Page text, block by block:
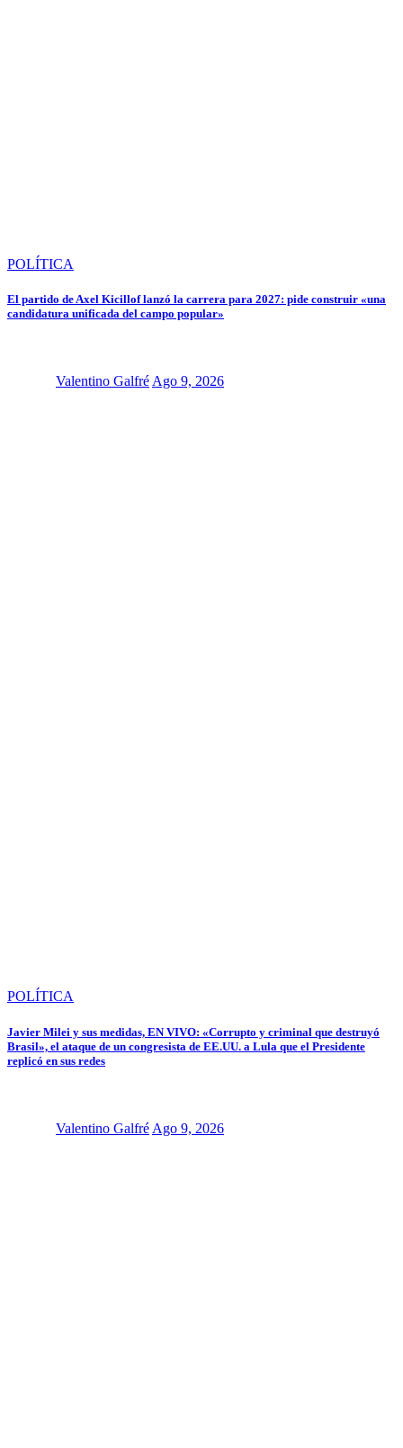
POLÍTICA
El partido de Axel Kicillof lanzó la carrera para 2027: pide construir «una
candidatura unificada del campo popular»
Valentino GalfréAgo 9, 2026
POLÍTICA
Javier Milei y sus medidas, EN VIVO: «Corrupto y criminal que destruyó
Brasil», el ataque de un congresista de EE.UU. a Lula que el Presidente
replicó en sus redes
Valentino Galfré Ago 9, 2026